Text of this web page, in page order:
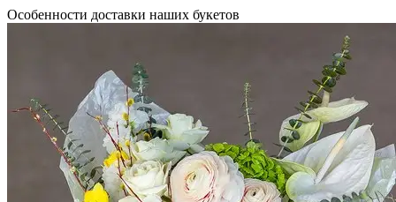
Особенности доставки наших букетов